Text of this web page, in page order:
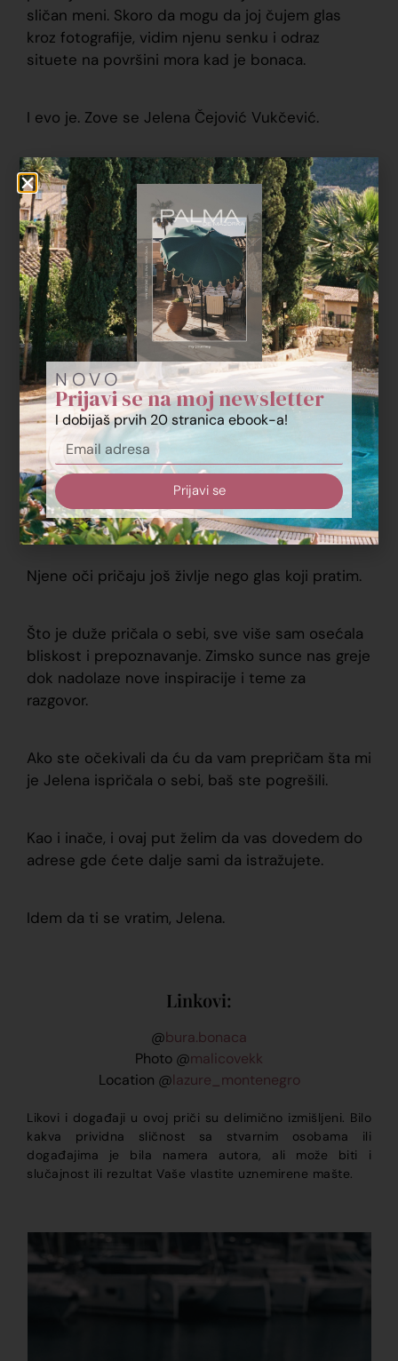
sličan meni. Skoro da mogu da joj čujem glas
kroz fotografije, vidim njenu senku i odraz
situete na površini mora kad je bonaca.
I evo je. Zove se Jelena Čejović Vukčević.
Njene oči pričaju još življe nego glas koji pratim.
Što je duže pričala o sebi, sve više sam osećala
bliskost i prepoznavanje. Zimsko sunce nas greje
dok nadolaze nove inspiracije i teme za
razgovor.
Ako ste očekivali da ću da vam prepričam šta mi
je Jelena ispričala o sebi, baš ste pogrešili.
Kao i inače, i ovaj put želim da vas dovedem do
adrese gde ćete dalje sami da istražujete.
Idem da ti se vratim, Jelena.
Linkovi:
@bura.bonaca
Photo @malicovekk
Location @lazure_montenegro
Likovi i događaji u ovoj priči su delimično izmišljeni. Bilo
kakva prividna sličnost sa stvarnim osobama ili
događajima je bila namera autora, ali može biti i
slučajnost ili rezultat Vaše vlastite uznemirene mašte.
NOVO
Prijavi se na moj newsletter
I dobijaš prvih 20 stranica ebook-a!
Prijavi se